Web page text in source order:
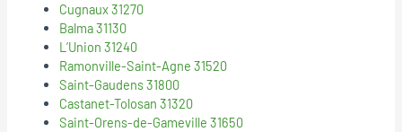
Cugnaux 31270
Balma 31130
L’Union 31240
Ramonville-Saint-Agne 31520
Saint-Gaudens 31800
Castanet-Tolosan 31320
Saint-Orens-de-Gameville 31650